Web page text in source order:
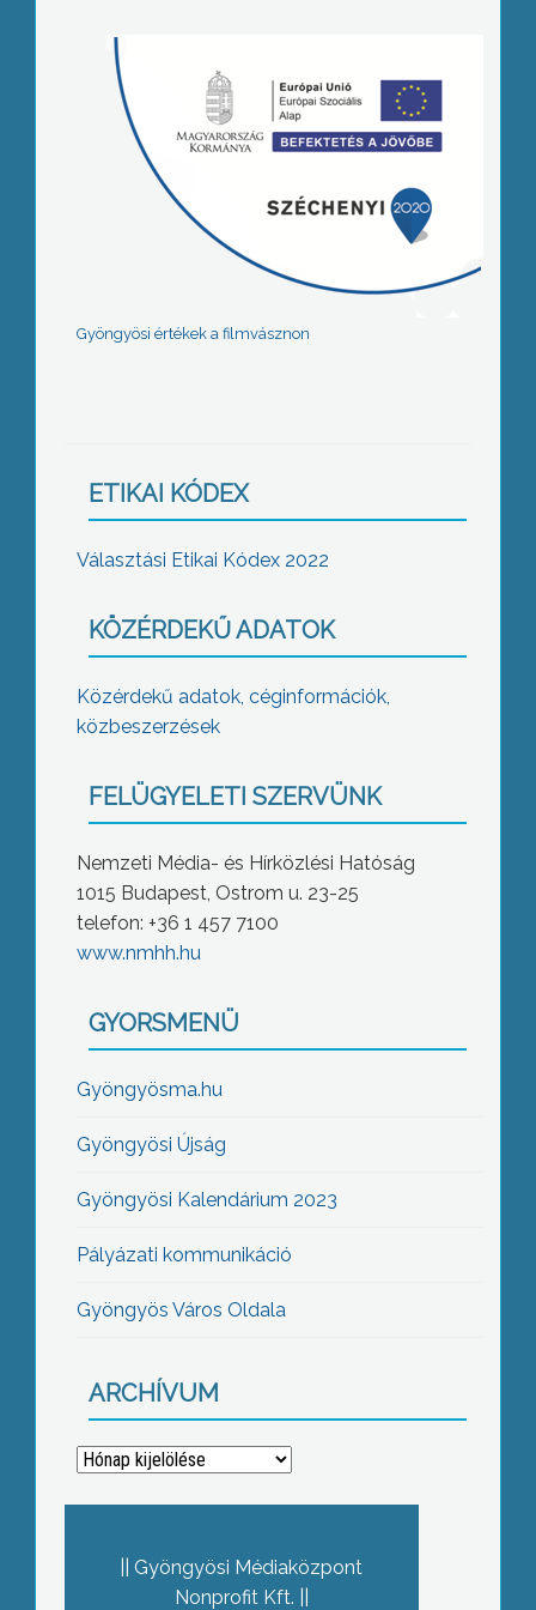
Gyöngyösi értékek a filmvásznon
ETIKAI KÓDEX
Választási Etikai Kódex 2022
KÖZÉRDEKŰ ADATOK
Közérdekű adatok, céginformációk,
közbeszerzések
FELÜGYELETI SZERVÜNK
Nemzeti Média- és Hírközlési Hatóság
1015 Budapest, Ostrom u. 23-25
telefon: +36 1 457 7100
www.nmhh.hu
GYORSMENÜ
Gyöngyösma.hu
Gyöngyösi Újság
Gyöngyösi Kalendárium 2023
Pályázati kommunikáció
Gyöngyös Város Oldala
ARCHÍVUM
Archívum
Gyöngyösi Médiaközpont
Nonprofit Kft.